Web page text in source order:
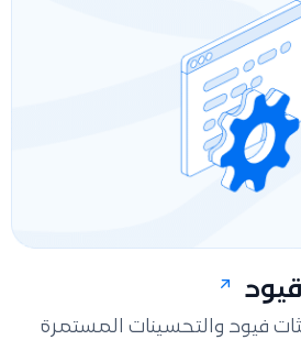
فيود والتحسينات المستمرة